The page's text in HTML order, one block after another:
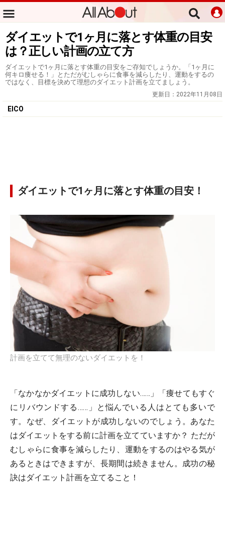
ダイエットで1ヶ月に落とす体重の目安
は？正しい計画の立て方
ダイエットで1ヶ月に落とす体重の目安をご存知でしょうか。「1ヶ月に
何キロ痩せる！」とただがむしゃらに食事を減らしたり、運動をするの
ではなく、目標を決めて理想のダイエット計画を立てましょう。
更新日： 2022年11月08日
EICO
ダイエットで1ヶ月に落とす体重の目安！
計画を立てて無理のないダイエットを！
「なかなかダイエットに成功しない……」「痩せてもすぐ
にリバウンドする……」と悩んでいる人はとても多いで
す。なぜ、ダイエットが成功しないのでしょう。あなた
はダイエットをする前に計画を立てていますか？ ただが
むしゃらに食事を減らしたり、運動をするのはやる気が
あるときはできますが、長期間は続きません。成功の秘
訣はダイエット計画を立てること！